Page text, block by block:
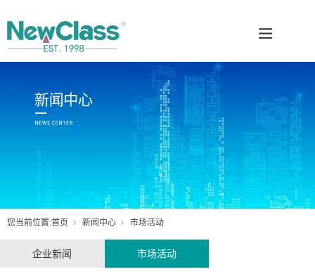
您当前位置:首页 新闻中心 市场活动
企业新闻 市场活动